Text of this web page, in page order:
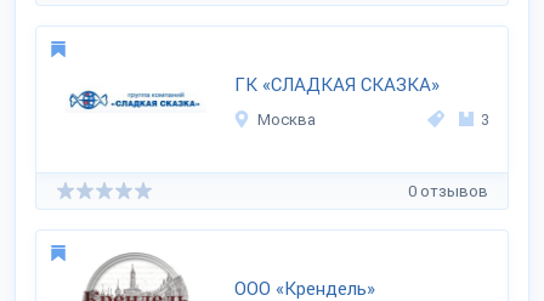
ГК «СЛАДКАЯ СКАЗКА»
Москва 3
0 отзывов
ООО «Крендель»